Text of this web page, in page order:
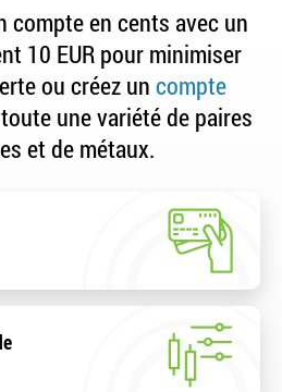
compte en cents avec un
10 EUR pour minimiser
ou créez un compte
une variété de paires
et de métaux.